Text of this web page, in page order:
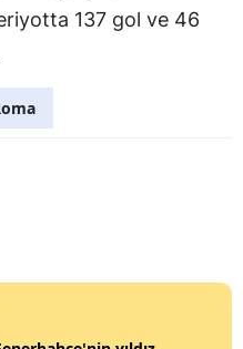
137 gol ve 46